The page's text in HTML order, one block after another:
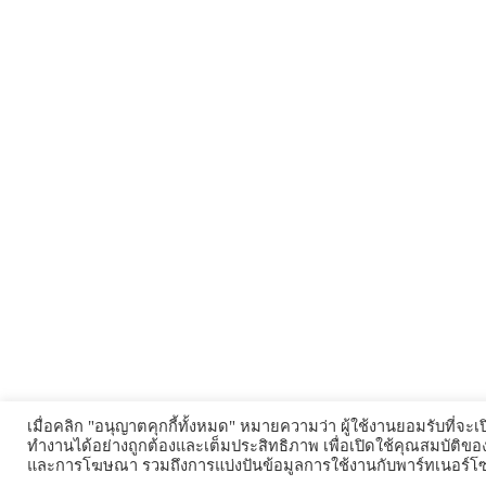
เมื่อคลิก "อนุญาตคุกกี้ทั้งหมด" หมายความว่า ผู้ใช้งานยอมรับที่จะเ
ทำงานได้อย่างถูกต้องและเต็มประสิทธิภาพ เพื่อเปิดใช้คุณสมบัติขอ
และการโฆษณา รวมถึงการแบ่งปันข้อมูลการใช้งานกับพาร์ทเนอร์โ